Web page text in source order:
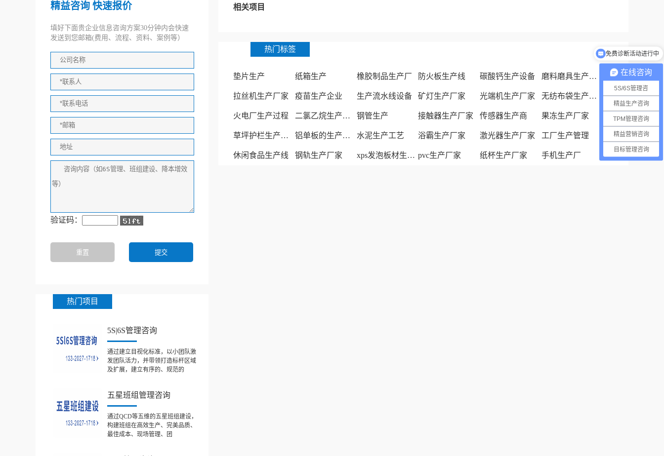
精益咨询 快速报价
填好下面贵企业信息咨询方案30分钟内会快速
发送到您邮箱(费用、流程、资料、案例等）
验证码：
热门项目
5S|6S管理咨询
通过建立目视化标准，以小团队激
发团队活力，并带领打造标杆区域
及扩展，建立有序的、规范的
五星班组管理咨询
通过QCD等五维的五星班组建设，
构建班组在高效生产、完美品质、
最佳成本、现场管理、团
相关项目
热门标签
垫片生产 纸箱生产 橡胶制品生产厂 防火板生产线 碳酸钙生产设备 磨料磨具生产厂家
拉丝机生产厂家 疫苗生产企业 生产流水线设备 矿灯生产厂家 光端机生产厂家 无纺布袋生产厂家
火电厂生产过程 二氯乙烷生产厂家 钢管生产 接触器生产厂家 传感器生产商 果冻生产厂家
草坪护栏生产厂家 铝单板的生产厂家 水泥生产工艺 浴霸生产厂家 激光器生产厂家 工厂生产管理
休闲食品生产线 钢轨生产厂家 xps发泡板材生产线 pvc生产厂家 纸杯生产厂家 手机生产厂
在线咨询
5S/6S管理咨
精益生产咨询
TPM管理咨询
精益营销咨询
目标管理咨询
免费诊断活动进行中